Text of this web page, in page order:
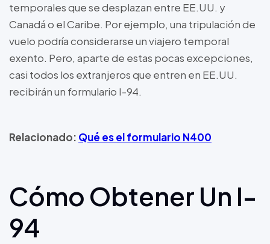
temporales que se desplazan entre EE.UU. y
Canadá o el Caribe. Por ejemplo, una tripulación de
vuelo podría considerarse un viajero temporal
exento. Pero, aparte de estas pocas excepciones,
casi todos los extranjeros que entren en EE.UU.
recibirán un formulario I-94.
Relacionado: Qué es el formulario N400
Cómo Obtener Un I-
94